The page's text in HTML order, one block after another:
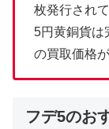
枚発行され
5円黄銅貨は
の買取価格
フデ5のお